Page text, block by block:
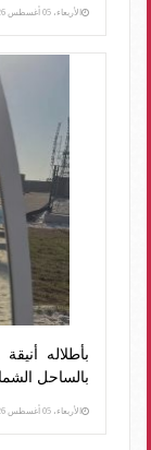
الأربعاء، 05 أغسطس 2026 04:15 م
بأطلاله
بالساحل
الأربعاء، 05 أغسطس 2026 04:01 م